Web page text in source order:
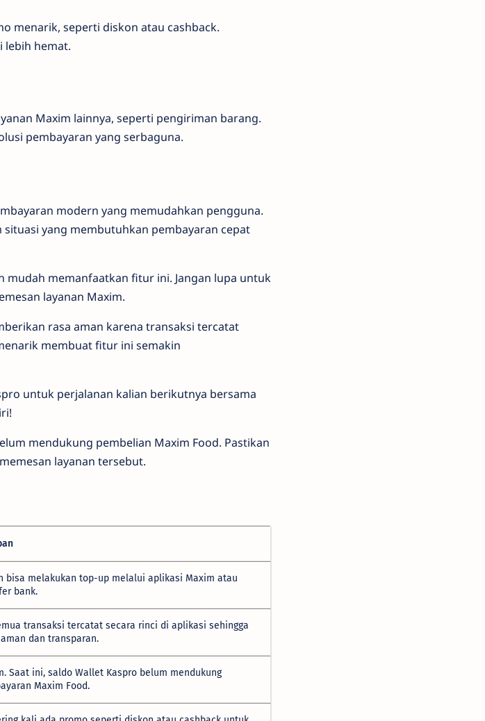
menarik, seperti diskon atau cashback.
lebih hemat.
Maxim lainnya, seperti pengiriman barang.
pembayaran yang serbaguna.
modern yang memudahkan pengguna.
yang membutuhkan pembayaran cepat
mudah memanfaatkan fitur ini. Jangan lupa untuk
layanan Maxim.
rasa aman karena transaksi tercatat
membuat fitur ini semakin
untuk perjalanan kalian berikutnya bersama
mendukung pembelian Maxim Food. Pastikan
layanan tersebut.
bisa melakukan top-up melalui aplikasi Maxim atau
bank.
transaksi tercatat secara rinci di aplikasi sehingga
dan transparan.
Saat ini, saldo Wallet Kaspro belum mendukung
Maxim Food.